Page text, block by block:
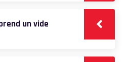
un vide